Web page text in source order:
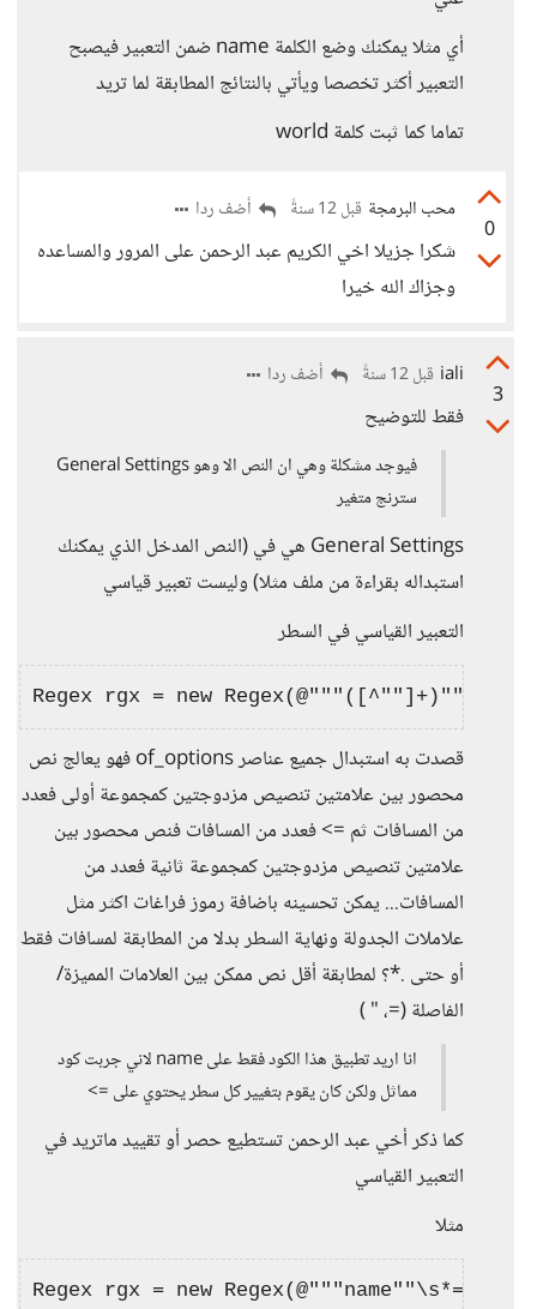
أي مثلا يمكنك وضع الكلمة name ضمن التعبير فيصبح
التعبير أكثر تخصصا ويأتي بالنتائج المطابقة لما تريد
تماما كما ثبت كلمة world
0
محب البرمجة قبل 12 سنةً أضف ردا
شكرا جزيلا اخي الكريم عبد الرحمن على المرور والمساعده
وجزاك الله خيرا
3
iali قبل 12 سنةً أضف ردا
فقط للتوضيح
فيوجد مشكلة وهي ان النص الا وهو General Settings
سترنج متغير
General Settings هي في (النص المدخل الذي يمكنك
استبداله بقراءة من ملف مثلا) وليست تعبير قياسي
التعبير القياسي في السطر
قصدت به استبدال جميع عناصر of_options فهو يعالج نص
محصور بين علامتين تنصيص مزدوجتين كمجموعة أولى فعدد
من المسافات ثم => فعدد من المسافات فنص محصور بين
علامتين تنصيص مزدوجتين كمجموعة ثانية فعدد من
المسافات... يمكن تحسينه باضافة رموز فراغات اكثر مثل
علاملات الجدولة ونهاية السطر بدلا من المطابقة لمسافات فقط
أو حتى .*؟ لمطابقة أقل نص ممكن بين العلامات المميزة/
الفاصلة (=، " )
انا اريد تطبيق هذا الكود فقط على name لاني جربت كود
مماثل ولكن كان يقوم بتغيير كل سطر يحتوي على =>
كما ذكر أخي عبد الرحمن تستطيع حصر أو تقييد ماتريد في
التعبير القياسي
مثلا
Regex rgx = new